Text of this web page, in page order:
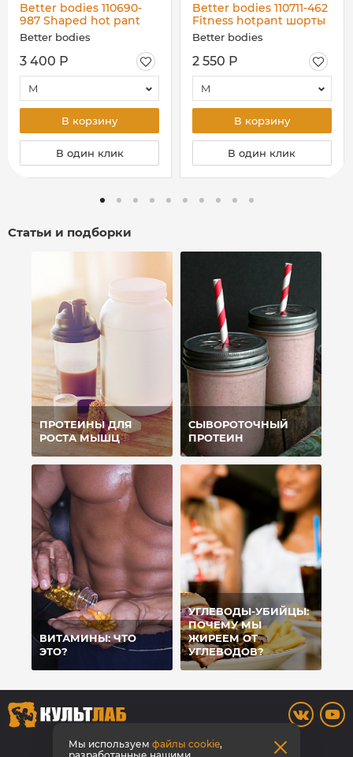
Better bodies 110690-
987 Shaped hot pant
шорты, черные с
оранжевым
Better bodies
3 400 Р
M
В корзину
В один клик
Better bodies 110711-462
Fitness hotpant шорты
женские, розовые
Better bodies
2 550 Р
M
В корзину
В один клик
Статьи и подборки
ПРОТЕИНЫ ДЛЯ
РОСТА МЫШЦ
СЫВОРОТОЧНЫЙ
ПРОТЕИН
ВИТАМИНЫ: ЧТО
ЭТО?
УГЛЕВОДЫ-УБИЙЦЫ:
ПОЧЕМУ МЫ
ЖИРЕЕМ ОТ
УГЛЕВОДОВ?
8 800 700-42-31
Мы используемфайлы cookie,